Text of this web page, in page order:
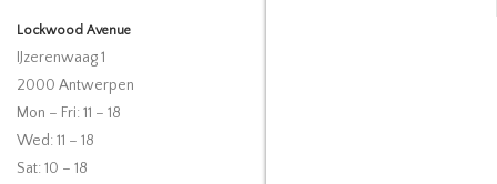
Lockwood Avenue
IJzerenwaag 1
2000 Antwerpen
Mon – Fri: 11 – 18
Wed: 11 – 18
Sat: 10 – 18